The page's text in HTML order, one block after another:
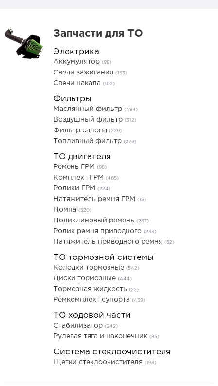
Запчасти для ТО
Электрика
Аккумулятор (99)
Свечи зажигания (153)
Свечи накала (102)
Фильтры
Маслянный фильтр (484)
Воздушный фильтр (312)
Фильтр салона (229)
Топливный фильтр (279)
ТО двигателя
Ремень ГРМ (98)
Комплект ГРМ (465)
Ролики ГРМ (224)
Натяжитель ремня ГРМ (15)
Помпа (520)
Поликлиновый ремень (257)
Ролик ремня приводного (233)
Натяжитель приводного ремня (62)
ТО тормозной системы
Колодки тормозные (542)
Диски тормозные (444)
Тормозная жидкость (22)
Ремкомплект супорта (439)
ТО ходовой части
Стабилизатор (242)
Рулевая тяга и наконечник (85)
Система стеклоочистителя
Щетки стеклоочистителя (193)